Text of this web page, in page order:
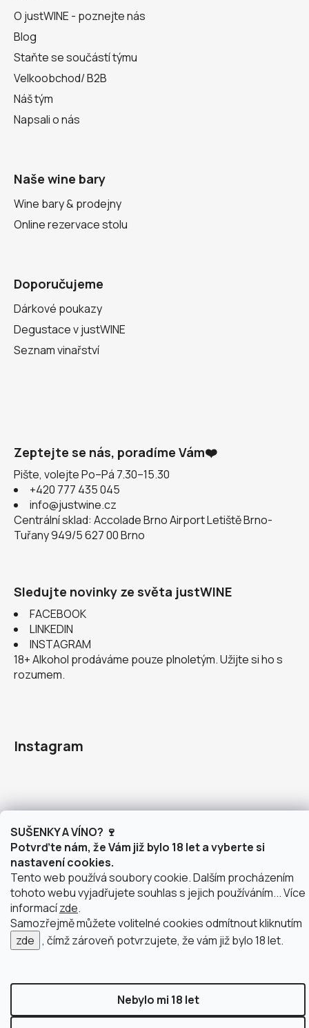
SUŠENKY A VÍNO? 🍷
Potvrďte nám, že Vám již bylo 18 let a vyberte si
nastavení cookies.
Tento web používá soubory cookie. Dalším procházením
tohoto webu vyjadřujete souhlas s jejich používáním... Více
informacízde.
Samozřejmě můžete volitelné cookies odmítnout kliknutím
zde , čímž zároveň potvrzujete, že vám již bylo 18 let.
Nebylo mi 18 let
O justWINE - poznejte nás
Blog
Staňte se součástí týmu
Velkoobchod/ B2B
Náš tým
Napsali o nás
Naše wine bary
Wine bary & prodejny
Online rezervace stolu
Doporučujeme
Dárkové poukazy
Degustace v justWINE
Seznam vinařství
Zeptejte se nás, poradíme Vám❤️
Pište, volejte Po–Pá 7.30–15.30
+420 777 435 045
info@justwine.cz
Centrální sklad: Accolade Brno Airport Letiště Brno-
Tuřany 949/5 627 00 Brno
Sledujte novinky ze světa justWINE
FACEBOOK
LINKEDIN
INSTAGRAM
18+ Alkohol prodáváme pouze plnoletým. Užijte si ho s
rozumem.
Instagram
doprava po Brně
Vytvořil Shoptet
Copyright 2026justWINE. Všechna práva vyhrazena.
Upravit nastavení cookies